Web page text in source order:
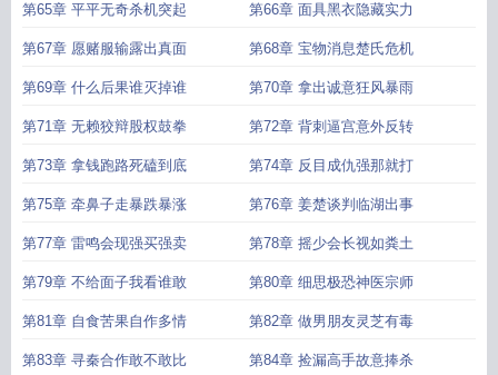
第65章 平平无奇杀机突起 第66章 面具黑衣隐藏实力
第67章 愿赌服输露出真面 第68章 宝物消息楚氏危机
第69章 什么后果谁灭掉谁 第70章 拿出诚意狂风暴雨
第71章 无赖狡辩股权鼓拳 第72章 背刺逼宫意外反转
第73章 拿钱跑路死磕到底 第74章 反目成仇强那就打
第75章 牵鼻子走暴跌暴涨 第76章 姜楚谈判临湖出事
第77章 雷鸣会现强买强卖 第78章 摇少会长视如粪土
第79章 不给面子我看谁敢 第80章 细思极恐神医宗师
第81章 自食苦果自作多情 第82章 做男朋友灵芝有毒
第83章 寻秦合作敢不敢比 第84章 捡漏高手故意捧杀